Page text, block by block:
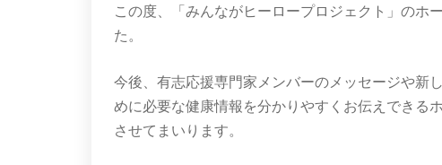
この度、「みんながヒーロープロジェクト」のホ
た。
今後、有志応援専門家メンバーのメッセージや
めに必要な健康情報を分かりやすくお伝えできる
させてまいります。